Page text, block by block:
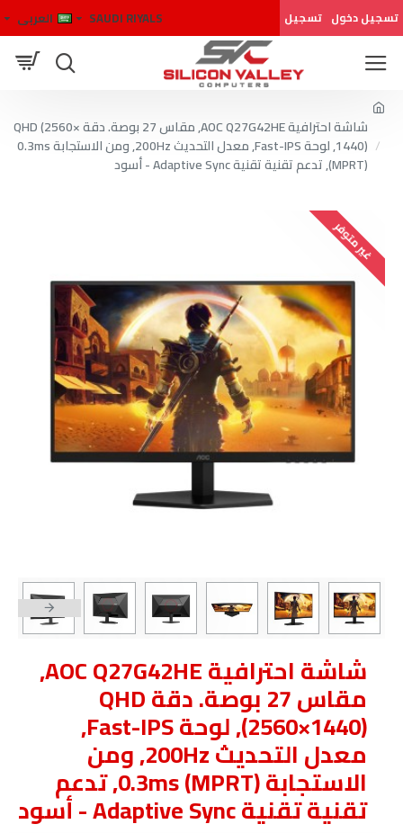
تسجيل دخول تسجيل SAUDI RIYALS العربى
شاشة احترافية AOC Q27G42HE, مقاس 27 بوصة. دقة QHD (2560×
1440), لوحة Fast-IPS, معدل التحديث 200Hz, ومن الاستجابة 0.3ms
(MPRT), تدعم تقنية تقنية Adaptive Sync - أسود
غير متوفر
شاشة احترافية AOC Q27G42HE,
مقاس 27 بوصة. دقة QHD
(2560×1440), لوحة Fast-IPS,
معدل التحديث 200Hz, ومن
الاستجابة 0.3ms (MPRT), تدعم
تقنية تقنية Adaptive Sync - أسود